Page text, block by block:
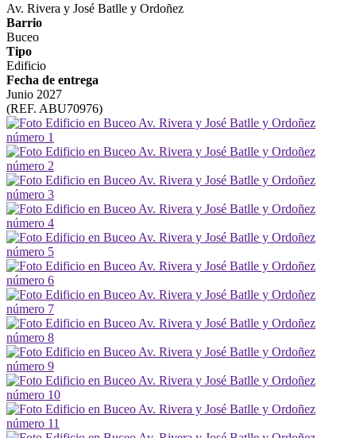
Av. Rivera y José Batlle y Ordoñez
Barrio
Buceo
Tipo
Edificio
Fecha de entrega
Junio 2027
(REF. ABU70976)